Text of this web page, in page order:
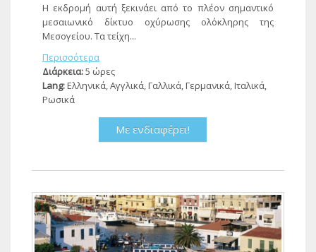
Η εκδρομή αυτή ξεκινάει από το πλέον σημαντικό
μεσαιωνικό δίκτυο οχύρωσης ολόκληρης της
Μεσογείου. Τα τείχη...
Περισσότερα
Διάρκεια:5 ώρες
Lang:Ελληνικά, Αγγλικά, Γαλλικά, Γερμανικά, Ιταλικά,
Ρωσικά
Με ενδιαφέρει!